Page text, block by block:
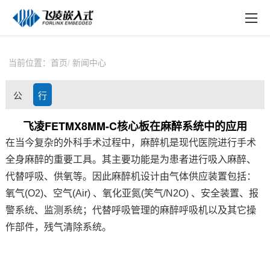
技术与支持
在线文档
方案定制
天猫商城
在线购买
当前位置： 首页 新闻中心
公
动
态
行
业
资
讯
飞凌FETMX8MM-C核心板在麻醉系统中的应用
在当今复杂的外科手术过程中，麻醉机是现代医院进行手术
全身麻醉的重要工具。其主要功能是为患者进行吸入麻醉、
代替呼吸、供氧等。因此麻醉机设计由气体供应装置包括：
氧气(O2)、空气(Air) 、氧化亚氮(笑气/N2O) 、安全装置、报
警系统、监测系统；代替呼吸管理的麻醉呼吸机以及其它操
作部件，残气清除系统。